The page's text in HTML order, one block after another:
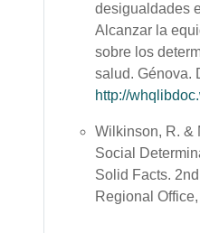
desigualdades
Alcanzar la
sobre los
salud. Génova.
http://
Wilkinson, R. &
Social
Solid Facts.
Regional